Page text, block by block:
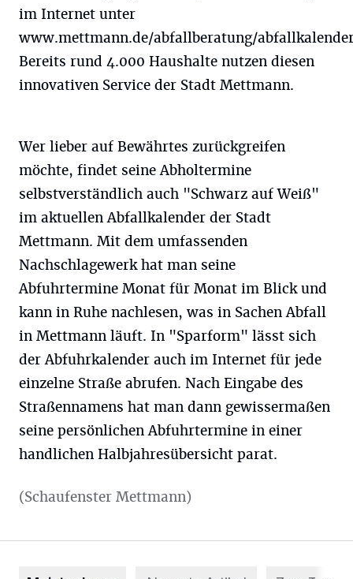
im Internet unter
www.mettmann.de/abfallberatung/
Bereits rund 4.000 Haushalte nutzen diesen
innovativen Service der Stadt Mettmann.
Wer lieber auf Bewährtes zurückgreifen
möchte, findet seine Abholtermine
selbstverständlich auch "Schwarz auf Weiß"
im aktuellen Abfallkalender der Stadt
Mettmann. Mit dem umfassenden
Nachschlagewerk hat man seine
Abfuhrtermine Monat für Monat im Blick und
kann in Ruhe nachlesen, was in Sachen Abfall
in Mettmann läuft. In "Sparform" lässt sich
der Abfuhrkalender auch im Internet für jede
einzelne Straße abrufen. Nach Eingabe des
Straßennamens hat man dann gewissermaßen
seine persönlichen Abfuhrtermine in einer
handlichen Halbjahresübersicht parat.
(Schaufenster Mettmann)